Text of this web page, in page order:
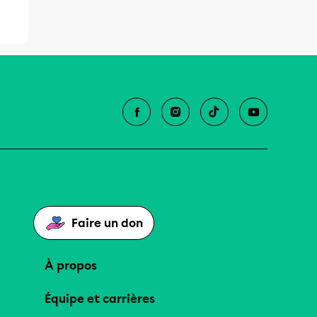
Faire un don
À propos
Équipe et carrières